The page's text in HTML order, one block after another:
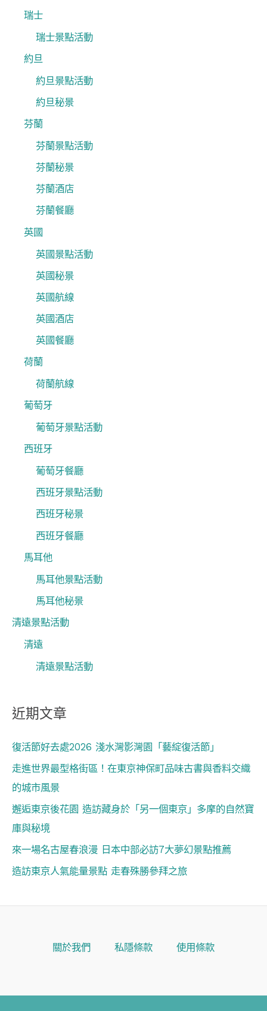
瑞士
瑞士景點活動
約旦
約旦景點活動
約旦秘景
芬蘭
芬蘭景點活動
芬蘭秘景
芬蘭酒店
芬蘭餐廳
英國
英國景點活動
英國秘景
英國航線
英國酒店
英國餐廳
荷蘭
荷蘭航線
葡萄牙
葡萄牙景點活動
西班牙
葡萄牙餐廳
西班牙景點活動
西班牙秘景
西班牙餐廳
馬耳他
馬耳他景點活動
馬耳他秘景
清遠景點活動
清遠
清遠景點活動
近期文章
復活節好去處2026 淺水灣影灣園「藝綻復活節」
走進世界最型格街區！在東京神保町品味古書與香料交織
的城市風景
邂逅東京後花園 造訪藏身於「另一個東京」多摩的自然寶
庫與秘境
來一場名古屋春浪漫 日本中部必訪7大夢幻景點推薦
造訪東京人氣能量景點 走春殊勝參拜之旅
關於我們 私隱條款 使用條款